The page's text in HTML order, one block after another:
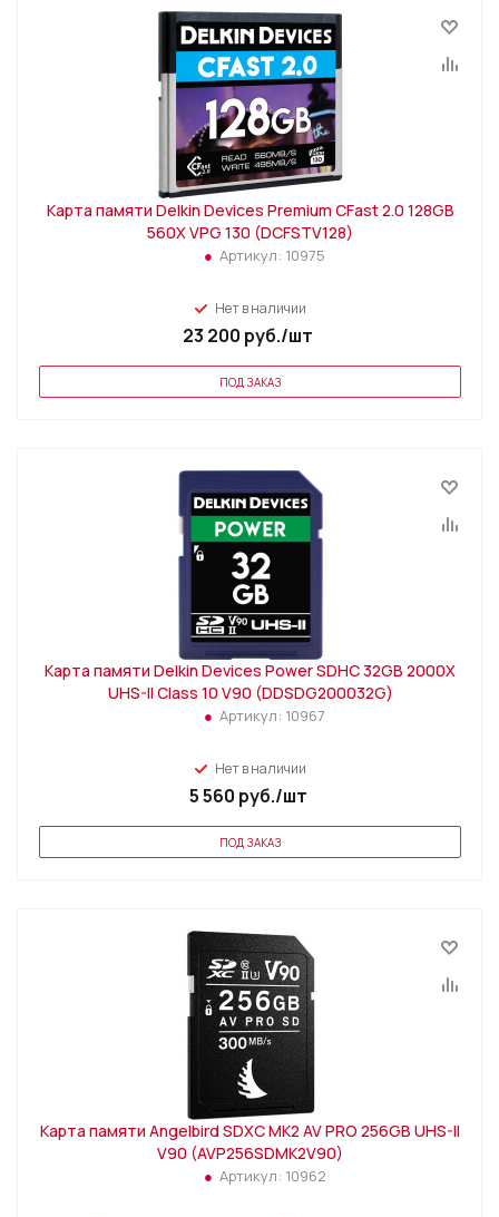
Карта памяти Delkin Devices Premium CFast 2.0 128GB
560X VPG 130 (DCFSTV128)
Артикул: 10975
Нет в наличии
23 200 руб./шт
ПОД ЗАКАЗ
Карта памяти Delkin Devices Power SDHC 32GB 2000X
UHS-II Class 10 V90 (DDSDG200032G)
Артикул: 10967
Нет в наличии
5 560 руб./шт
ПОД ЗАКАЗ
Карта памяти Angelbird SDXC MK2 AV PRO 256GB UHS-II
V90 (AVP256SDMK2V90)
Артикул: 10962